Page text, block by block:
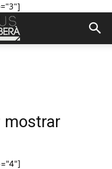
mostrar